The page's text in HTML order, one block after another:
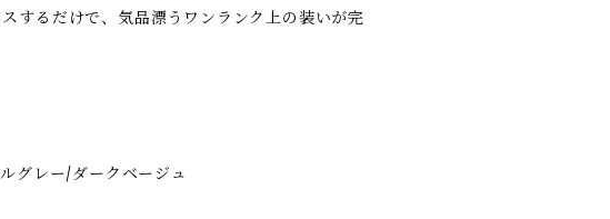
するだけで、気品漂うワンランク上の装いが完
グレー/ダークベージュ